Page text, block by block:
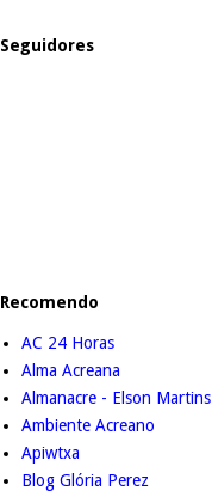
Seguidores
Recomendo
AC 24 Horas
Alma Acreana
Almanacre - Elson Martins
Ambiente Acreano
Apiwtxa
Blog Glória Perez